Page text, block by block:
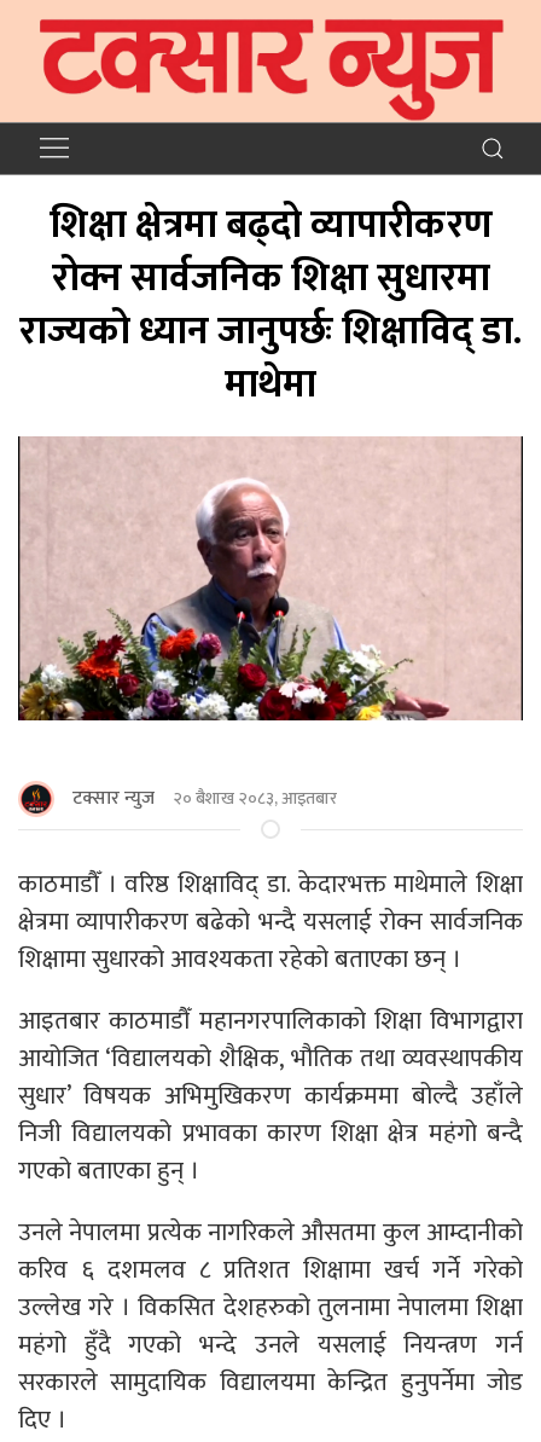
शिक्षा क्षेत्रमा बढ्दो व्यापारीकरण
रोक्न सार्वजनिक शिक्षा सुधारमा
राज्यको ध्यान जानुपर्छः शिक्षाविद् डा.
माथेमा
टक्सार न्युज २० बैशाख २०८३, आइतबार
काठमाडाैँ । वरिष्ठ शिक्षाविद् डा. केदारभक्त माथेमाले शिक्षा
क्षेत्रमा व्यापारीकरण बढेको भन्दै यसलाई रोक्न सार्वजनिक
शिक्षामा सुधारको आवश्यकता रहेको बताएका छन् ।
आइतबार काठमाडौँ महानगरपालिकाको शिक्षा विभागद्वारा
आयोजित ‘विद्यालयको शैक्षिक, भौतिक तथा व्यवस्थापकीय
सुधार’ विषयक अभिमुखिकरण कार्यक्रममा बोल्दै उहाँले
निजी विद्यालयको प्रभावका कारण शिक्षा क्षेत्र महंगो बन्दै
गएको बताएका हुन् ।
उनले नेपालमा प्रत्येक नागरिकले औसतमा कुल आम्दानीको
करिव ६ दशमलव ८ प्रतिशत शिक्षामा खर्च गर्ने गरेको
उल्लेख गरे । विकसित देशहरुको तुलनामा नेपालमा शिक्षा
महंगो हुँदै गएको भन्दे उनले यसलाई नियन्त्रण गर्न
सरकारले सामुदायिक विद्यालयमा केन्द्रित हुनुपर्नेमा जोड
दिए ।